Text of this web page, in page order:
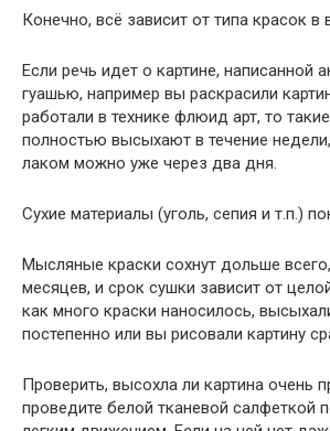
Конечно, всё зависит от типа красок в
Если речь идет о картине, написанной
гуашью, например вы раскрасили
работали в технике флюид арт, то
полностью высыхают в течение
лаком можно уже через два дня.
Сухие материалы (уголь, сепия и т.п.)
Мысляные краски сохнут дольше
месяцев, и срок сушки зависит от
как много краски наносилось,
постепенно или вы рисовали картину
Проверить, высохла ли картина очень
проведите белой тканевой салфеткой